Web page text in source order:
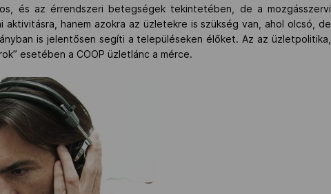
és az érrendszeri betegségek tekintetében, de a mozgásszervi
hanem azokra az üzletekre is szükség van, ahol olcsó, de
is jelentősen segíti a településeken élőket. Az az üzletpolitika,
esetében a COOP üzletlánc a mérce.